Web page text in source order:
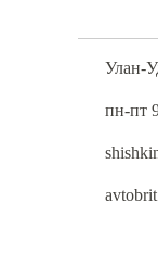
Улан-
пн-пт